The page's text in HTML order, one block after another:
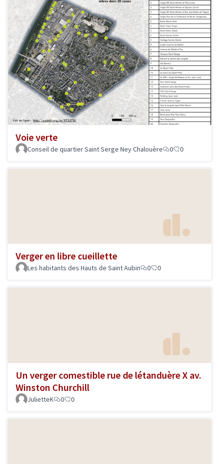
Voie verte
Conseil de quartier Saint Serge Ney Chalouère 0 0
Verger en libre cueillette
Les habitants des Hauts de Saint Aubin 0 0
Un verger comestible rue de létanduère X av.
Winston Churchill
JulietteK 0 0